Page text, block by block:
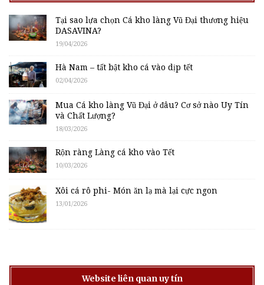
Tại sao lựa chọn Cá kho làng Vũ Đại thương hiệu
DASAVINA?
19/04/2026
Hà Nam – tất bật kho cá vào dịp tết
02/04/2026
Mua Cá kho làng Vũ Đại ở đâu? Cơ sở nào Uy Tín
và Chất Lượng?
18/03/2026
Rộn ràng Làng cá kho vào Tết
10/03/2026
Xôi cá rô phi- Món ăn lạ mà lại cực ngon
13/01/2026
Website liên quan uy tín